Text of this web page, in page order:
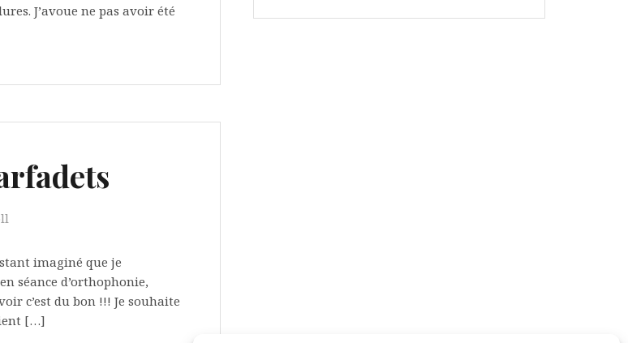
J’avoue ne pas avoir été
imaginé que je
séance d’orthophonie,
c’est du bon !!! Je souhaite
[…]